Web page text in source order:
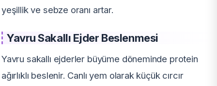
yeşillik ve sebze oranı artar.
Yavru Sakallı Ejder Beslenmesi
Yavru sakallı ejderler büyüme döneminde protein
ağırlıklı beslenir. Canlı yem olarak küçük cırcır